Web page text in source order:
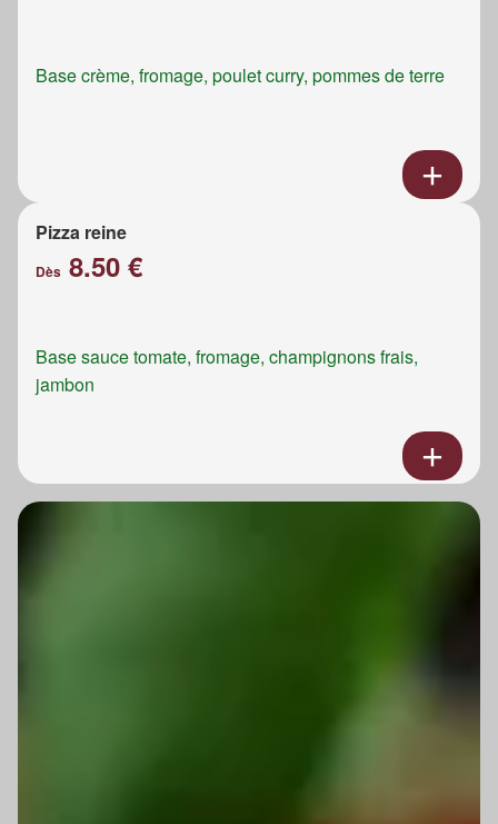
Base crème, fromage, poulet curry, pommes de terre
Pizza reine
Dès 8.50 €
Base sauce tomate, fromage, champignons frais,
jambon